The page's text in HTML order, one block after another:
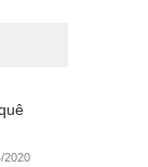
2020